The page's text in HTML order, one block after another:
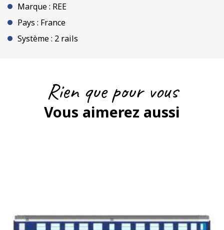
Marque : REE
Pays : France
Système : 2 rails
Rien que pour vous
Vous aimerez aussi